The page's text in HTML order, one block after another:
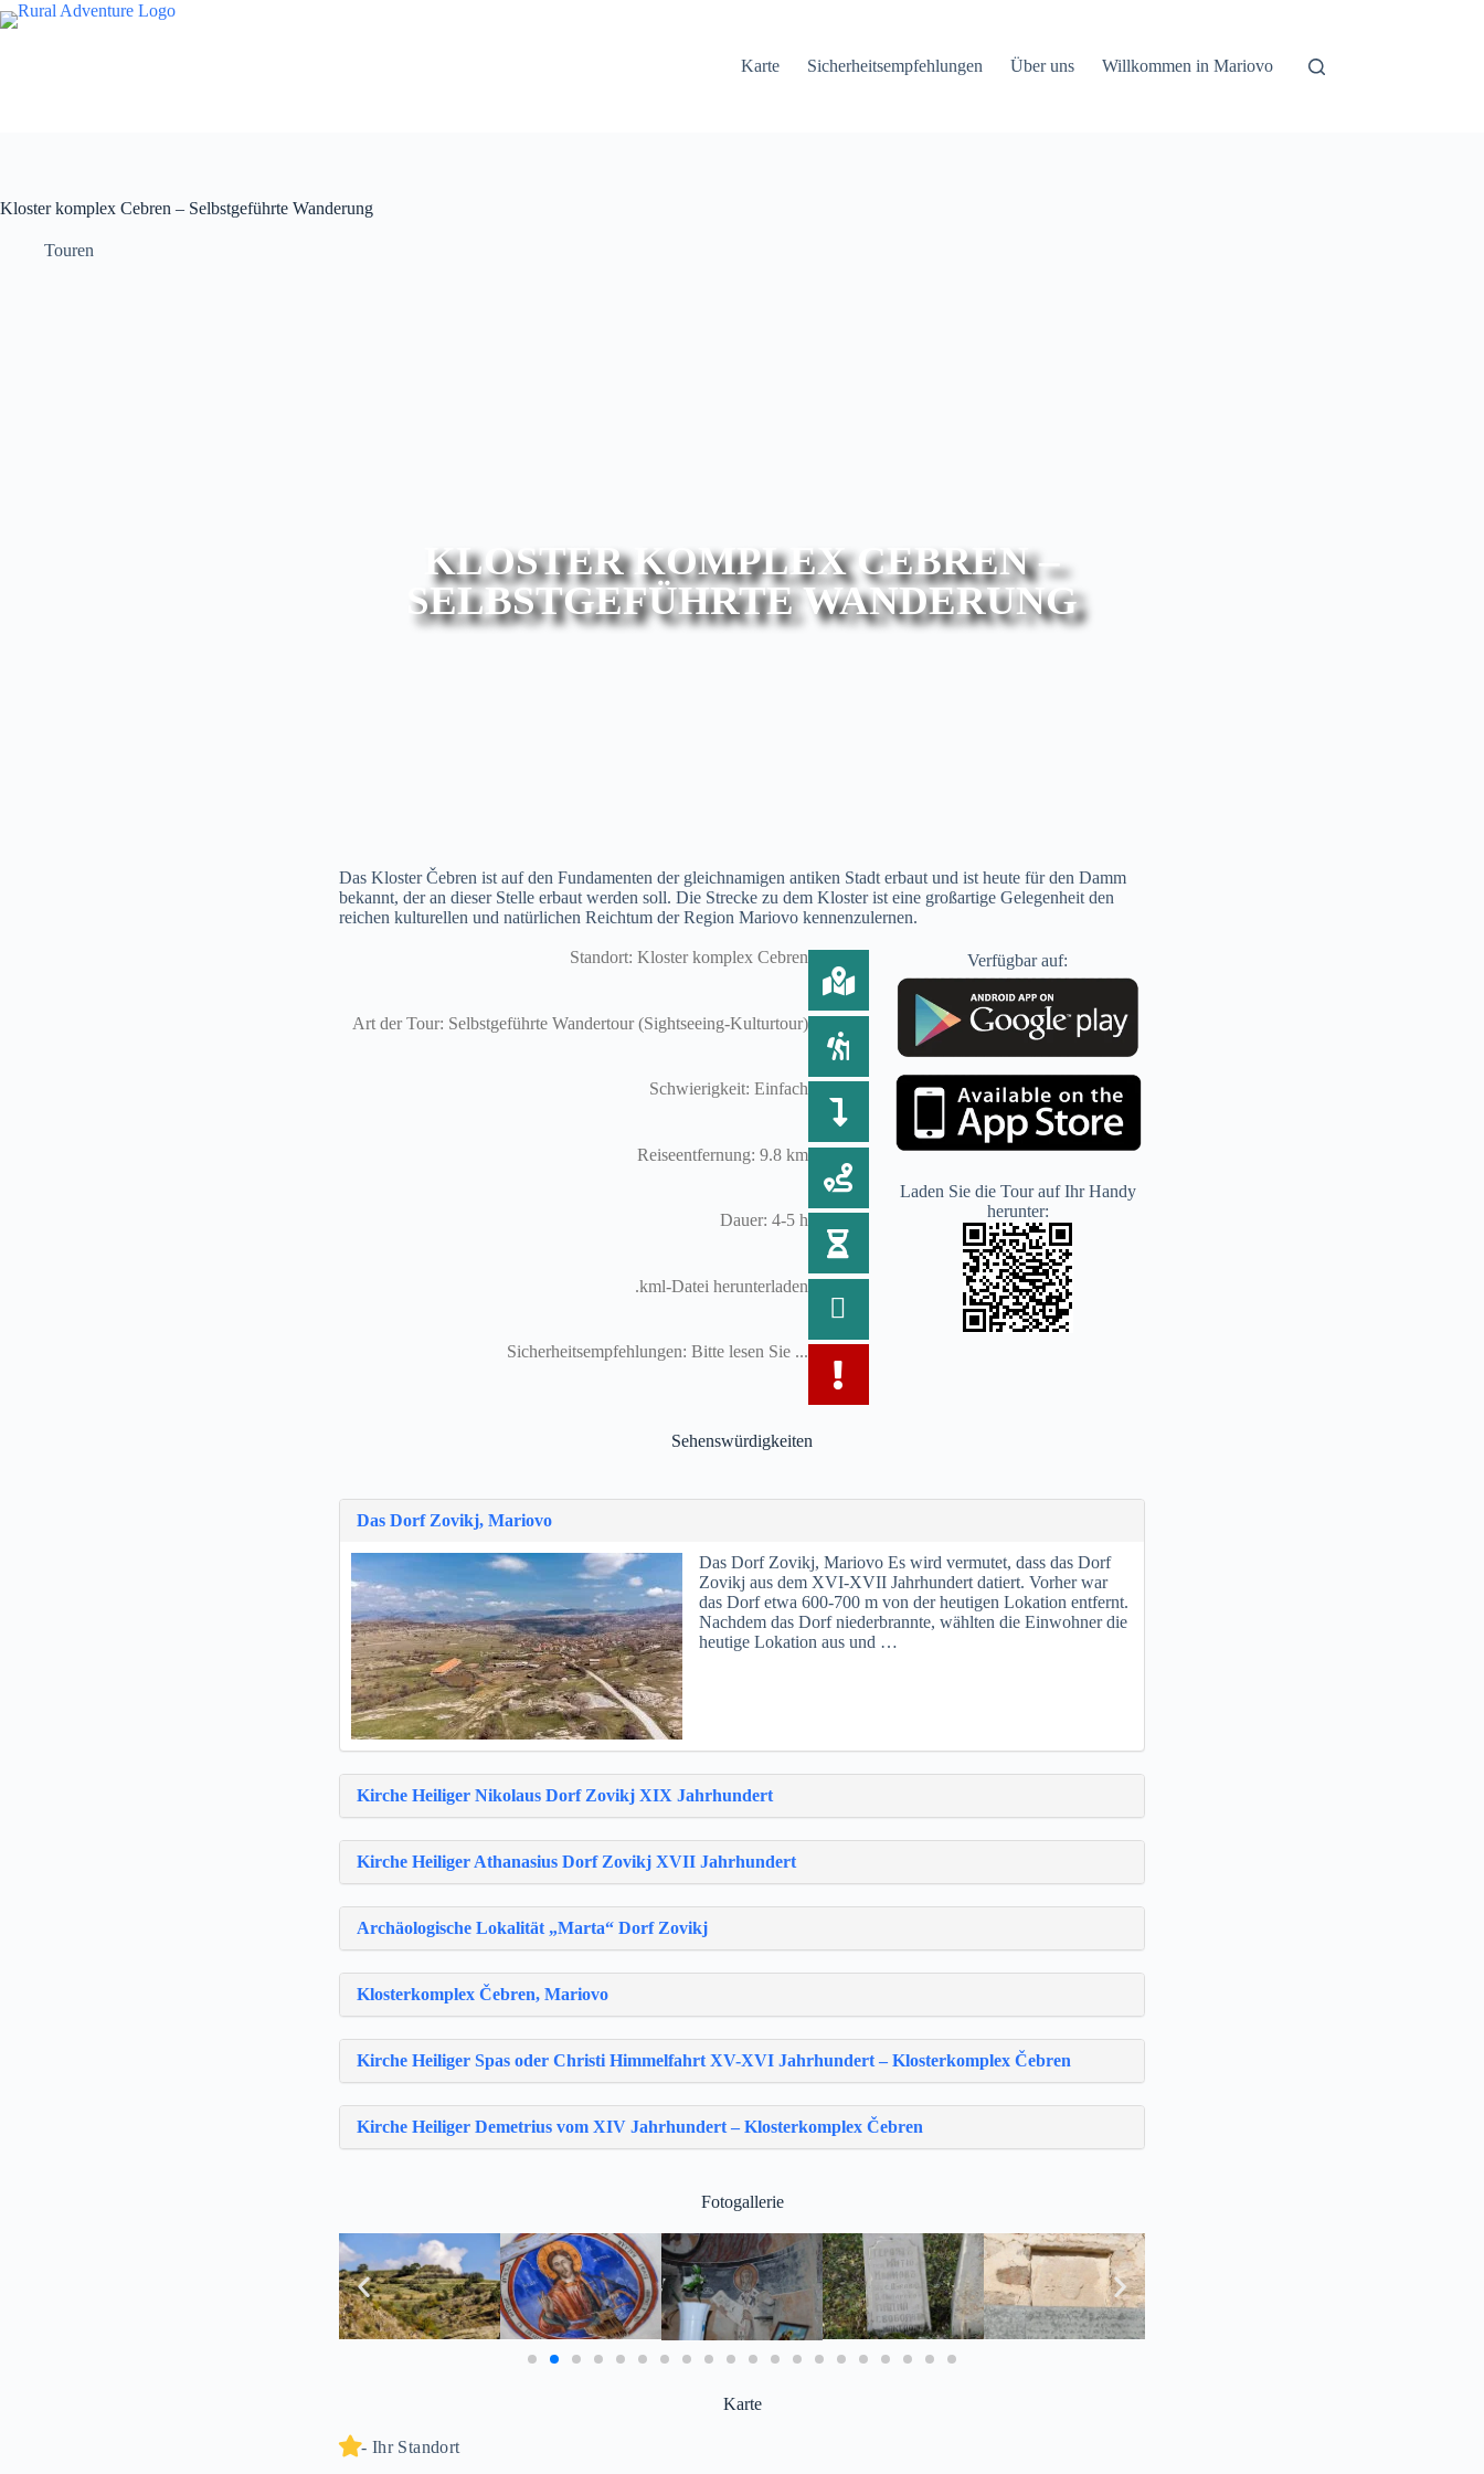
Karte Sicherheitsempfehlungen Über uns Willkommen in Mariovo
Kloster komplex Cebren – Selbstgeführte Wanderung
Touren
KLOSTER KOMPLEX CEBREN –
SELBSTGEFÜHRTE WANDERUNG
Das Kloster Čebren ist auf den Fundamenten der gleichnamigen antiken Stadt erbaut und ist heute für den Damm
bekannt, der an dieser Stelle erbaut werden soll. Die Strecke zu dem Kloster ist eine großartige Gelegenheit den
reichen kulturellen und natürlichen Reichtum der Region Mariovo kennenzulernen.
Standort: Kloster komplex Cebren
Art der Tour: Selbstgeführte Wandertour (Sightseeing-Kulturtour)
Schwierigkeit: Einfach
Reiseentfernung: 9.8 km
Dauer: 4-5 h
.kml-Datei herunterladen
Sicherheitsempfehlungen: Bitte lesen Sie ...
Verfügbar auf:
Laden Sie die Tour auf Ihr Handy
herunter:
Sehenswürdigkeiten
Das Dorf Zovikj, Mariovo
Das Dorf Zovikj, Mariovo Es wird vermutet, dass das Dorf
Zovikj aus dem XVI-XVII Jahrhundert datiert. Vorher war
das Dorf etwa 600-700 m von der heutigen Lokation entfernt.
Nachdem das Dorf niederbrannte, wählten die Einwohner die
heutige Lokation aus und …
Kirche Heiliger Nikolaus Dorf Zovikj XIX Jahrhundert
Kirche Heiliger Athanasius Dorf Zovikj XVII Jahrhundert
Archäologische Lokalität „Marta“ Dorf Zovikj
Klosterkomplex Čebren, Mariovo
Kirche Heiliger Spas oder Christi Himmelfahrt XV-XVI Jahrhundert – Klosterkomplex Čebren
Kirche Heiliger Demetrius vom XIV Jahrhundert – Klosterkomplex Čebren
Fotogallerie
Karte
- Ihr Standort